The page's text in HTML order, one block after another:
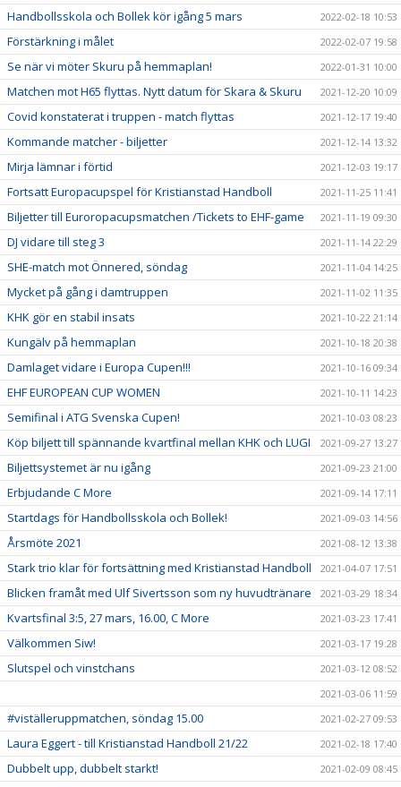
Handbollsskola och Bollek kör igång 5 mars 2022-02-18 10:53
Förstärkning i målet 2022-02-07 19:58
Se när vi möter Skuru på hemmaplan! 2022-01-31 10:00
Matchen mot H65 flyttas. Nytt datum för Skara & Skuru 2021-12-20 10:09
Covid konstaterat i truppen - match flyttas 2021-12-17 19:40
Kommande matcher - biljetter 2021-12-14 13:32
Mirja lämnar i förtid 2021-12-03 19:17
Fortsatt Europacupspel för Kristianstad Handboll 2021-11-25 11:41
Biljetter till Euroropacupsmatchen /Tickets to EHF-game 2021-11-19 09:30
DJ vidare till steg 3 2021-11-14 22:29
SHE-match mot Önnered, söndag 2021-11-04 14:25
Mycket på gång i damtruppen 2021-11-02 11:35
KHK gör en stabil insats 2021-10-22 21:14
Kungälv på hemmaplan 2021-10-18 20:38
Damlaget vidare i Europa Cupen!!! 2021-10-16 09:34
EHF EUROPEAN CUP WOMEN 2021-10-11 14:23
Semifinal i ATG Svenska Cupen! 2021-10-03 08:23
Köp biljett till spännande kvartfinal mellan KHK och LUGI 2021-09-27 13:27
Biljettsystemet är nu igång 2021-09-23 21:00
Erbjudande C More 2021-09-14 17:11
Startdags för Handbollsskola och Bollek! 2021-09-03 14:56
Årsmöte 2021 2021-08-12 13:38
Stark trio klar för fortsättning med Kristianstad Handboll 2021-04-07 17:51
Blicken framåt med Ulf Sivertsson som ny huvudtränare 2021-03-29 18:34
Kvartsfinal 3:5, 27 mars, 16.00, C More 2021-03-23 17:41
Välkommen Siw! 2021-03-17 19:28
Slutspel och vinstchans
2021-03-12 08:52
2021-03-06 11:59
#viställeruppmatchen, söndag 15.00 2021-02-27 09:53
Laura Eggert - till Kristianstad Handboll 21/22 2021-02-18 17:40
Dubbelt upp, dubbelt starkt! 2021-02-09 08:45